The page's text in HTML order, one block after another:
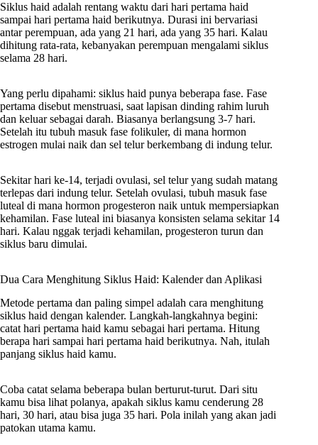
Siklus haid adalah rentang waktu dari hari pertama haid
sampai hari pertama haid berikutnya. Durasi ini bervariasi
antar perempuan, ada yang 21 hari, ada yang 35 hari. Kalau
dihitung rata-rata, kebanyakan perempuan mengalami siklus
selama 28 hari.
Yang perlu dipahami: siklus haid punya beberapa fase. Fase
pertama disebut menstruasi, saat lapisan dinding rahim luruh
dan keluar sebagai darah. Biasanya berlangsung 3-7 hari.
Setelah itu tubuh masuk fase folikuler, di mana hormon
estrogen mulai naik dan sel telur berkembang di indung telur.
Sekitar hari ke-14, terjadi ovulasi, sel telur yang sudah matang
terlepas dari indung telur. Setelah ovulasi, tubuh masuk fase
luteal di mana hormon progesteron naik untuk mempersiapkan
kehamilan. Fase luteal ini biasanya konsisten selama sekitar 14
hari. Kalau nggak terjadi kehamilan, progesteron turun dan
siklus baru dimulai.
Dua Cara Menghitung Siklus Haid: Kalender dan Aplikasi
Metode pertama dan paling simpel adalah cara menghitung
siklus haid dengan kalender. Langkah-langkahnya begini:
catat hari pertama haid kamu sebagai hari pertama. Hitung
berapa hari sampai hari pertama haid berikutnya. Nah, itulah
panjang siklus haid kamu.
Coba catat selama beberapa bulan berturut-turut. Dari situ
kamu bisa lihat polanya, apakah siklus kamu cenderung 28
hari, 30 hari, atau bisa juga 35 hari. Pola inilah yang akan jadi
patokan utama kamu.